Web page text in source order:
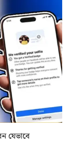
যেভাবে